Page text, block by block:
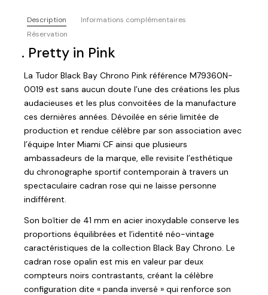
Description
Informations complémentaires
Réservation
. Pretty in Pink
La Tudor Black Bay Chrono Pink référence M79360N-
0019 est sans aucun doute l’une des créations les plus
audacieuses et les plus convoitées de la manufacture
ces dernières années. Dévoilée en série limitée de
production et rendue célèbre par son association avec
l’équipe Inter Miami CF ainsi que plusieurs
ambassadeurs de la marque, elle revisite l’esthétique
du chronographe sportif contemporain à travers un
spectaculaire cadran rose qui ne laisse personne
indifférent.
Son boîtier de 41 mm en acier inoxydable conserve les
proportions équilibrées et l’identité néo-vintage
caractéristiques de la collection Black Bay Chrono. Le
cadran rose opalin est mis en valeur par deux
compteurs noirs contrastants, créant la célèbre
configuration dite « panda inversé » qui renforce son